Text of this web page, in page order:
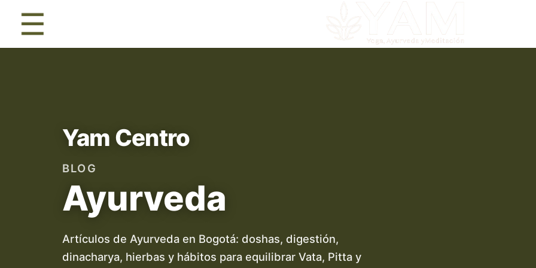
☰
Yam Centro
BLOG
Ayurveda
Artículos de Ayurveda en Bogotá: doshas, digestión,
dinacharya, hierbas y hábitos para equilibrar Vata, Pitta y